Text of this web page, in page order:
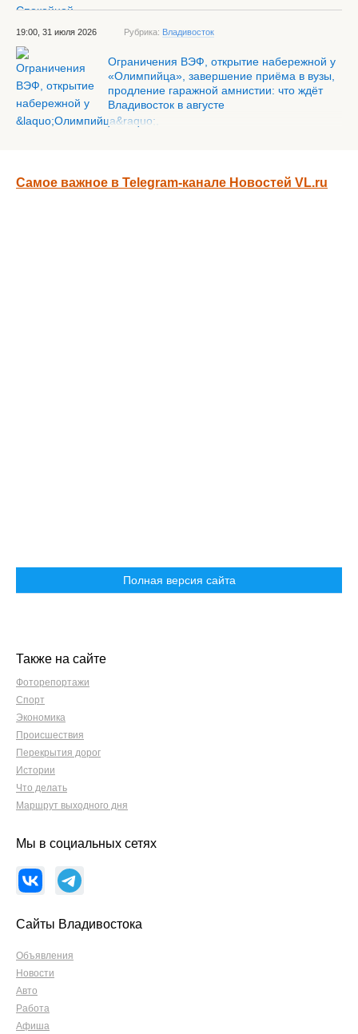
19:00, 31 июля 2026 Рубрика: Владивосток
Ограничения ВЭФ, открытие набережной у
«Олимпийца», завершение приёма в вузы,
продление гаражной амнистии: что ждёт
Владивосток в августе
Самое важное в Telegram-канале Новостей VL.ru
Полная версия сайта
Также на сайте
Фоторепортажи
Спорт
Экономика
Происшествия
Перекрытия дорог
Истории
Что делать
Маршрут выходного дня
Мы в социальных сетях
Сайты Владивостока
Объявления
Новости
Авто
Работа
Афиша